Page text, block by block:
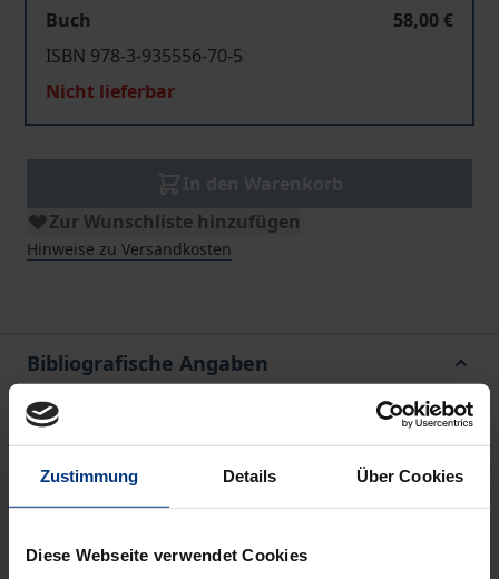
Zustimmung Details Über Cookies
Diese Webseite verwendet Cookies
Buch
58,00 €
ISBN 978-3-935556-70-5
Nicht lieferbar
Zur Wunschliste hinzufügen
Hinweise zu Versandkosten
Bibliografische Angaben
Auflage
1
978-3-935556-70-5